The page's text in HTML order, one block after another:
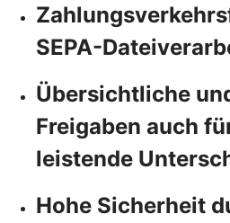
SEPA-
Übersichtliche
Freigaben auch
leistende
Hohe Sicherheit